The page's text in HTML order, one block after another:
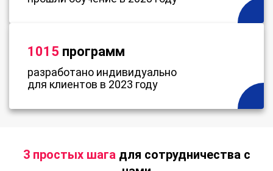
1015 программ
разработано индивидуально
для клиентов в 2023 году
3 простых шагадля сотрудничества с